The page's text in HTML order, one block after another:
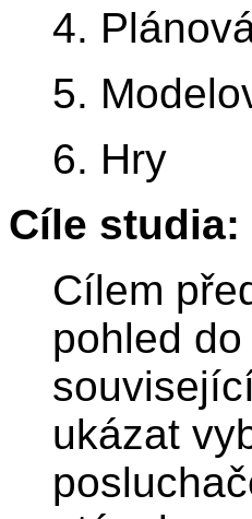
4.
5.
6. Hry
Cíle studia:
Cílem
pohled
ukázat